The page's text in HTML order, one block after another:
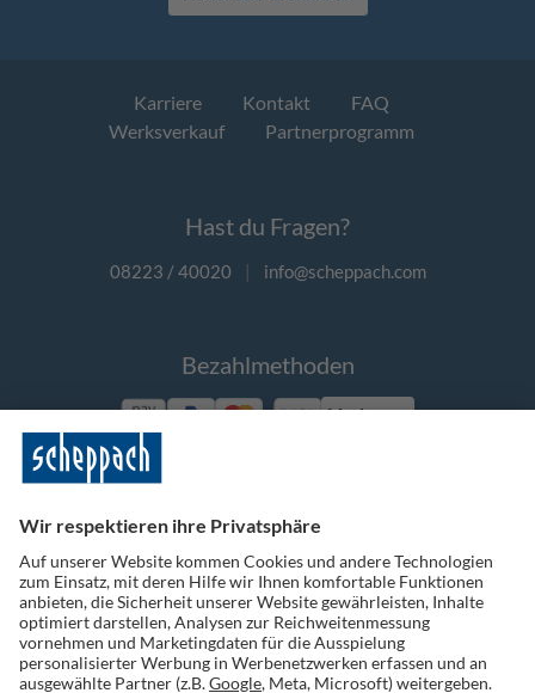
Karriere Kontakt
FAQ
Werksverkauf
Partnerprogramm
Hast du Fragen?
08223 / 40020 | info@scheppach.com
Bezahlmethoden
Vorkasse
Folge uns auf Social Media